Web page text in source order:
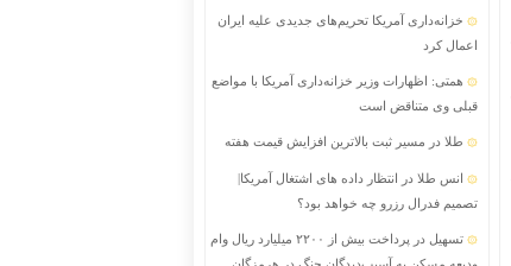
خزانه‌داری آمریکا تحریم‌های جدیدی علیه ایران
اعمال کرد
همتی: اظهارات وزیر خزانه‌داری آمریکا با مواضع
قبلی وی متناقض است
طلا در مسیر ثبت بالاترین افزایش قیمت هفته
انس طلا در انتظار داده های اشتغال آمریکا|
تصمیم فدرال رزرو چه خواهد بود؟
تسهیل در پرداخت بیش از ۲۲۰۰ میلیارد ریال وام